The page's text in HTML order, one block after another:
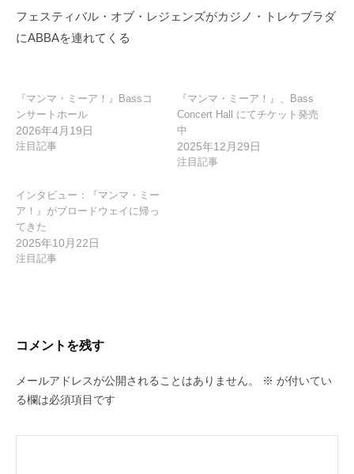
ー
シ
フェスティバル・オブ・レジェンズがカジノ・トレケブラダ
にABBAを連れてくる
『マンマ・ミーア！』Bassコ
ンサートホール
2026年4月19日
注目記事
『マンマ・ミーア！』、Bass
Concert Hall にてチケット発売
中
2025年12月29日
注目記事
インタビュー：『マンマ・ミー
ア！』がブロードウェイに帰っ
てきた
2025年10月22日
注目記事
コメントを残す
メールアドレスが公開されることはありません。 ※ が付いてい
る欄は必須項目です